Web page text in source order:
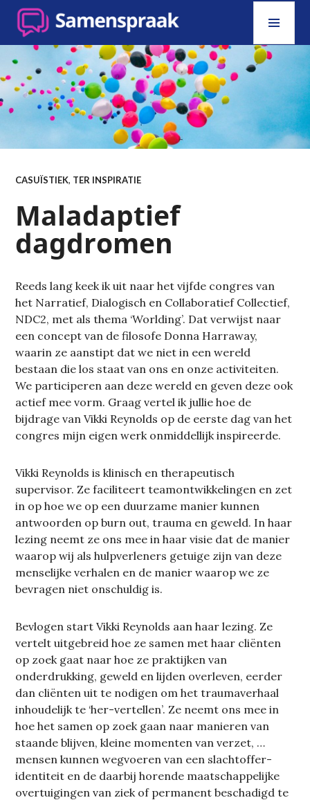
Skip
content
SAMENSPRAAK
CASUÏSTIEK, TER INSPIRATIE
Maladaptief
dagdromen
Reeds lang keek ik uit naar het vijfde congres van
het Narratief, Dialogisch en Collaboratief Collectief,
NDC2, met als thema ‘Worlding’. Dat verwijst naar
een concept van de filosofe Donna Harraway,
waarin ze aanstipt dat we niet in een wereld
bestaan die los staat van ons en onze activiteiten.
We participeren aan deze wereld en geven deze ook
actief mee vorm. Graag vertel ik jullie hoe de
bijdrage van Vikki Reynolds op de eerste dag van het
congres mijn eigen werk onmiddellijk inspireerde.
Vikki Reynolds is klinisch en therapeutisch
supervisor. Ze faciliteert teamontwikkelingen en zet
in op hoe we op een duurzame manier kunnen
antwoorden op burn out, trauma en geweld. In haar
lezing neemt ze ons mee in haar visie dat de manier
waarop wij als hulpverleners getuige zijn van deze
menselijke verhalen en de manier waarop we ze
bevragen niet onschuldig is.
Bevlogen start Vikki Reynolds aan haar lezing. Ze
vertelt uitgebreid hoe ze samen met haar cliënten
op zoek gaat naar hoe ze praktijken van
onderdrukking, geweld en lijden overleven, eerder
dan cliënten uit te nodigen om het traumaverhaal
inhoudelijk te ‘her-vertellen’. Ze neemt ons mee in
hoe het samen op zoek gaan naar manieren van
staande blijven, kleine momenten van verzet, …
mensen kunnen wegvoeren van een slachtoffer-
identiteit en de daarbij horende maatschappelijke
overtuigingen van ziek of permanent beschadigd te